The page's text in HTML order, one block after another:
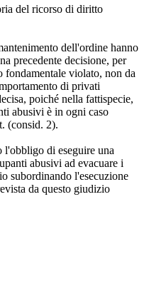
del ricorso di diritto
dell'ordine hanno
precedente decisione, per
violato, non da
di privati
poiché nella fattispecie,
abusivi è in ogni caso
(consid. 2).
l'obbligo di eseguire una
abusivi ad evacuare i
subordinando l'esecuzione
da questo giudizio